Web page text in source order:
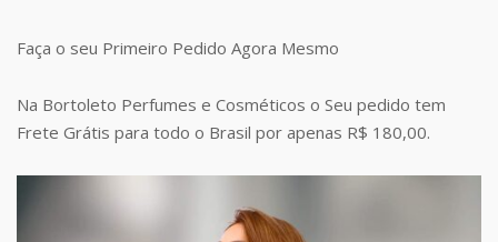
Faça o seu Primeiro Pedido Agora Mesmo
Na Bortoleto Perfumes e Cosméticos o Seu pedido tem
Frete Grátis para todo o Brasil por apenas R$ 180,00.